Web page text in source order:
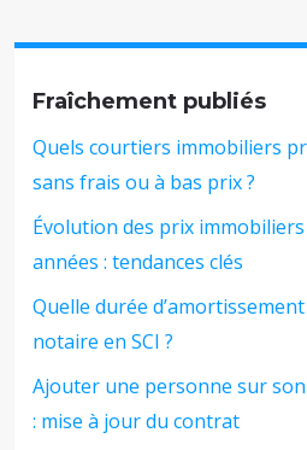
Fraîchement publiés
Quels courtiers immobiliers
sans frais ou à bas prix ?
Évolution des prix
années : tendances clés
Quelle durée
notaire en SCI ?
Ajouter une personne sur
: mise à jour du contrat